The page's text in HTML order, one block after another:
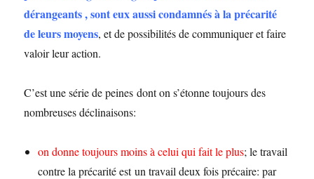
dérangeants , sont eux aussi condamnés à la précarité
de leurs moyens, et de possibilités de communiquer et faire
valoir leur action.
C’est une série de peines dont on s’étonne toujours des
nombreuses déclinaisons:
on donne toujours moins à celui qui fait le plus; le travail
contre la précarité est un travail deux fois précaire: par